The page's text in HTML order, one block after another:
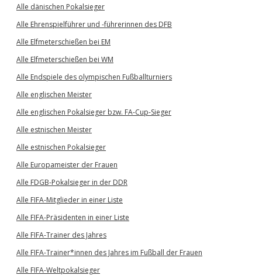
Alle dänischen Pokalsieger
Alle Ehrenspielführer und -führerinnen des DFB
Alle Elfmeterschießen bei EM
Alle Elfmeterschießen bei WM
Alle Endspiele des olympischen Fußballturniers
Alle englischen Meister
Alle englischen Pokalsieger bzw. FA-Cup-Sieger
Alle estnischen Meister
Alle estnischen Pokalsieger
Alle Europameister der Frauen
Alle FDGB-Pokalsieger in der DDR
Alle FIFA-Mitglieder in einer Liste
Alle FIFA-Präsidenten in einer Liste
Alle FIFA-Trainer des Jahres
Alle FIFA-Trainer*innen des Jahres im Fußball der Frauen
Alle FIFA-Weltpokalsieger